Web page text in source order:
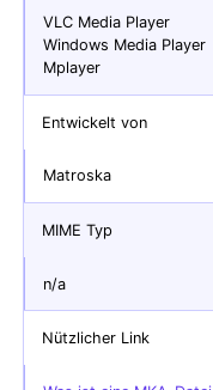
VLC Media Player
Windows Media Player
Mplayer
Entwickelt von
Matroska
MIME Typ
n/a
Nützlicher Link